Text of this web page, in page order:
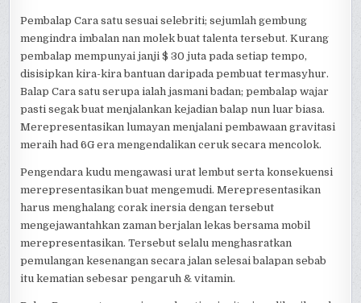
Pembalap Cara satu sesuai selebriti; sejumlah gembung
mengindra imbalan nan molek buat talenta tersebut. Kurang
pembalap mempunyai janji $ 30 juta pada setiap tempo,
disisipkan kira-kira bantuan daripada pembuat termasyhur.
Balap Cara satu serupa ialah jasmani badan; pembalap wajar
pasti segak buat menjalankan kejadian balap nun luar biasa.
Merepresentasikan lumayan menjalani pembawaan gravitasi
meraih had 6G era mengendalikan ceruk secara mencolok.
Pengendara kudu mengawasi urat lembut serta konsekuensi
merepresentasikan buat mengemudi. Merepresentasikan
harus menghalang corak inersia dengan tersebut
mengejawantahkan zaman berjalan lekas bersama mobil
merepresentasikan. Tersebut selalu menghasratkan
pemulangan kesenangan secara jalan selesai balapan sebab
itu kematian sebesar pengaruh & vitamin.